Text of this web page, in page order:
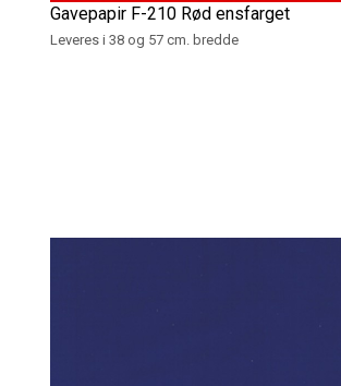
Gavepapir F-210 Rød ensfarget
Leveres i 38 og 57 cm. bredde